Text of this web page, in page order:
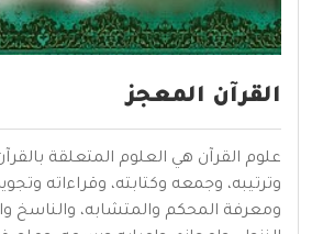
القرآن المعجز
علوم القرآن هي العلوم المتعلقة
وترتيبه، وجمعه وكتابته، وقراءاته
ومعرفة المحكم والمتشابه، والناسخ